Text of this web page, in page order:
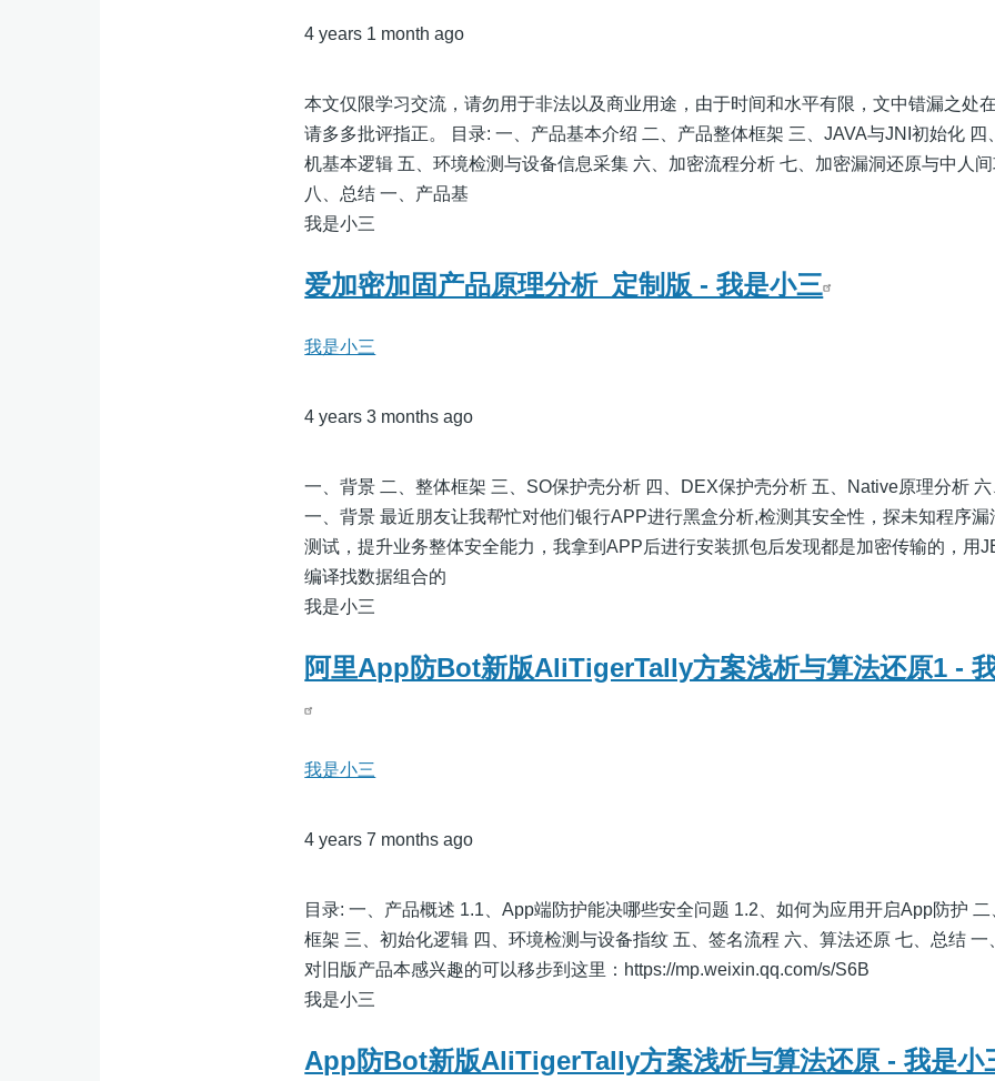
4 years 1 month ago
本文仅限学习交流，请勿用于非法以及商业用途，由于时间和水平有限，文中错漏之处
请多多批评指正。 目录: 一、产品基本介绍 二、产品整体框架 三、JAVA与JNI初始化 四
机基本逻辑 五、环境检测与设备信息采集 六、加密流程分析 七、加密漏洞还原与中人
八、总结 一、产品基
我是小三
爱加密加固产品原理分析_定制版 - 我是小三
我是小三
4 years 3 months ago
一、背景 二、整体框架 三、SO保护壳分析 四、DEX保护壳分析 五、Native原理分析
一、背景 最近朋友让我帮忙对他们银行APP进行黑盒分析,检测其安全性，探未知程序漏
测试，提升业务整体安全能力，我拿到APP后进行安装抓包后发现都是加密传输的，用
编译找数据组合的
我是小三
阿里App防Bot新版AliTigerTally方案浅析与算法还原1 -
我是小三
4 years 7 months ago
目录: 一、产品概述 1.1、App端防护能决哪些安全问题 1.2、如何为应用开启App防护
框架 三、初始化逻辑 四、环境检测与设备指纹 五、签名流程 六、算法还原 七、总结 一
对旧版产品本感兴趣的可以移步到这里：https://mp.weixin.qq.com/s/S6B
我是小三
App防Bot新版AliTigerTally方案浅析与算法还原 - 我是小